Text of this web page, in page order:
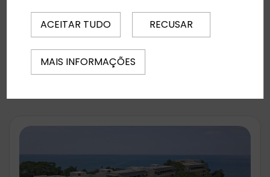
Noites:7
Regime Alimentar:
Tudo Incluído
Desde 1754 €
ACEITAR TUDO RECUSAR
MAIS INFORMAÇÕES